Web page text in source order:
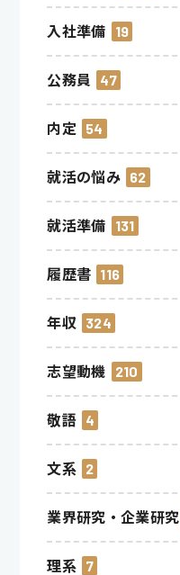
入社準備 19
公務員 47
内定 54
就活の悩み 62
就活準備 131
履歴書 116
年収 324
志望動機 210
敬語 4
文系 2
業界研究・企業研究
理系 7